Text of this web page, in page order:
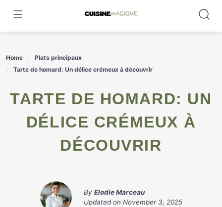
content
Home
Plats principaux
Tarte de homard: Un délice crémeux à découvrir
TARTE DE HOMARD: UN
DÉLICE CRÉMEUX À
DÉCOUVRIR
By Elodie Marceau
Updated on November 3, 2025